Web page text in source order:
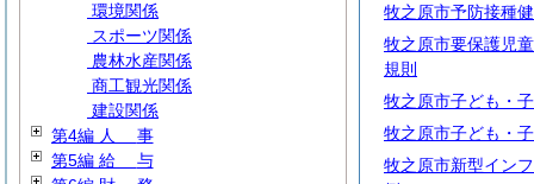
牧之原市予防接種
牧之原市要保護児
規則
牧之原市子ども・
牧之原市子ども・
牧之原市新型イン
環境関係
スポーツ関係
農林水産関係
商工観光関係
建設関係
第4編 人 事
第5編 給 与